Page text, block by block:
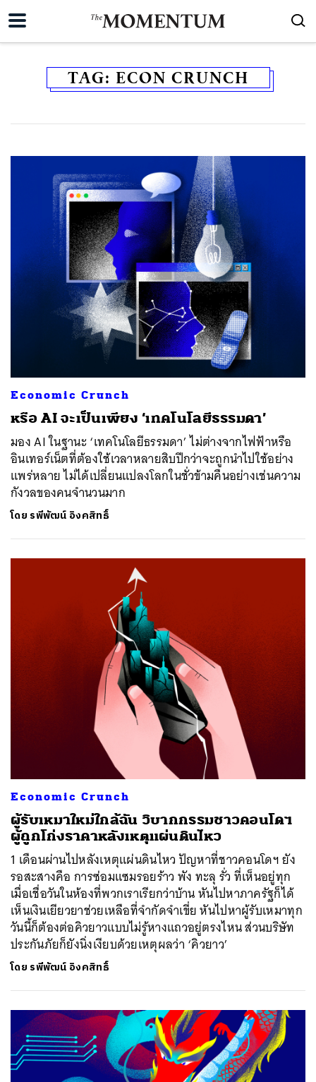
TAG: ECON CRUNCH
Economic Crunch
หรือ AI จะเป็นเพียง ‘เทคโนโลยีธรรมดา’
มอง AI ในฐานะ ‘เทคโนโลยีธรรมดา’ ไม่ต่างจากไฟฟ้าหรือ
อินเทอร์เน็ตที่ต้องใช้เวลาหลายสิบปีกว่าจะถูกนำไปใช้อย่าง
แพร่หลาย ไม่ได้เปลี่ยนแปลงโลกในชั่วข้ามคืนอย่างเช่นความ
กังวลของคนจำนวนมาก
โดย รพีพัฒน์ อิงคสิทธิ์
Economic Crunch
ผู้รับเหมาใหม่ใกล้ฉัน วิบากกรรมชาวคอนโดฯ
ผู้ถูกโก่งราคาหลังเหตุแผ่นดินไหว
1 เดือนผ่านไปหลังเหตุแผ่นดินไหว ปัญหาที่ชาวคอนโดฯ ยัง
รอสะสางคือ การซ่อมแซมรอยร้าว พัง ทะลุ รั่ว ที่เห็นอยู่ทุก
เมื่อเชื่อวันในห้องที่พวกเราเรียกว่าบ้าน หันไปหาภาครัฐก็ได้
เห็นเงินเยียวยาช่วยเหลือที่จำกัดจำเขี่ย หันไปหาผู้รับเหมาทุก
วันนี้ก็ต้องต่อคิวยาวแบบไม่รู้หางแถวอยู่ตรงไหน ส่วนบริษัท
ประกันภัยก็ยังนิ่งเงียบด้วยเหตุผลว่า ‘คิวยาว’
โดย รพีพัฒน์ อิงคสิทธิ์
ค้นหา
SHARE TWEET LINE EMAIL